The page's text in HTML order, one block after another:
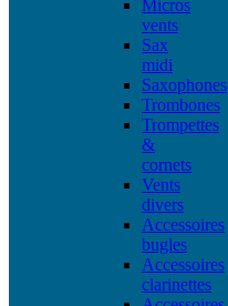
Micros
vents
Sax
midi
Saxophones
Trombones
Trompettes
&
cornets
Vents
divers
Accessoires
bugles
Accessoires
clarinettes